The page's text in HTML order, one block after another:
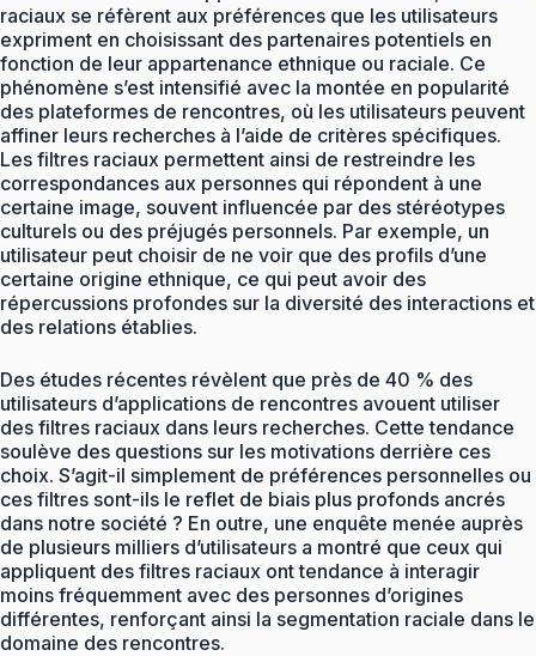
raciaux se réfèrent aux préférences que les utilisateurs
expriment en choisissant des partenaires potentiels en
fonction de leur appartenance ethnique ou raciale. Ce
phénomène s’est intensifié avec la montée en popularité
des plateformes de rencontres, où les utilisateurs peuvent
affiner leurs recherches à l’aide de critères spécifiques.
Les filtres raciaux permettent ainsi de restreindre les
correspondances aux personnes qui répondent à une
certaine image, souvent influencée par des stéréotypes
culturels ou des préjugés personnels. Par exemple, un
utilisateur peut choisir de ne voir que des profils d’une
certaine origine ethnique, ce qui peut avoir des
répercussions profondes sur la diversité des interactions et
des relations établies.
Des études récentes révèlent que près de 40 % des
utilisateurs d’applications de rencontres avouent utiliser
des filtres raciaux dans leurs recherches. Cette tendance
soulève des questions sur les motivations derrière ces
choix. S’agit-il simplement de préférences personnelles ou
ces filtres sont-ils le reflet de biais plus profonds ancrés
dans notre société ? En outre, une enquête menée auprès
de plusieurs milliers d’utilisateurs a montré que ceux qui
appliquent des filtres raciaux ont tendance à interagir
moins fréquemment avec des personnes d’origines
différentes, renforçant ainsi la segmentation raciale dans le
domaine des rencontres.